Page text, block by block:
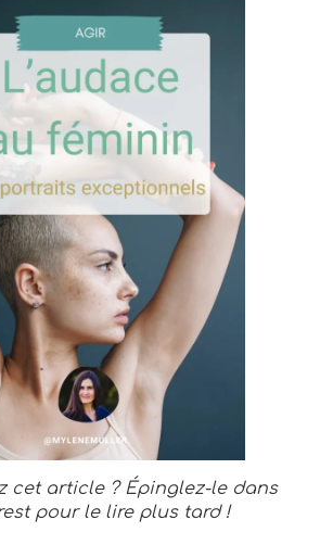
cet article ? Épinglez-le dans
pour le lire plus tard !